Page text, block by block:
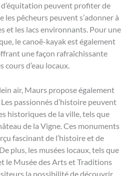
d’équitation peuvent profiter de
les pêcheurs peuvent s’adonner à
et les lacs environnants. Pour une
le canoë-kayak est également
une façon rafraîchissante
cours d’eau locaux.
air, Maurs propose également
passionnés d’histoire peuvent
historiques de la ville, tels que
de la Vigne. Ces monuments
fascinant de l’histoire et de
plus, les musées locaux, tels que
le Musée des Arts et Traditions
la possibilité de découvrir